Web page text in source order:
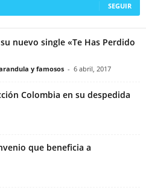
SEGUIR
nuevo single «Te Has Perdido
y famosos - 6 abril, 2017
Colombia en su despedida
que beneficia a